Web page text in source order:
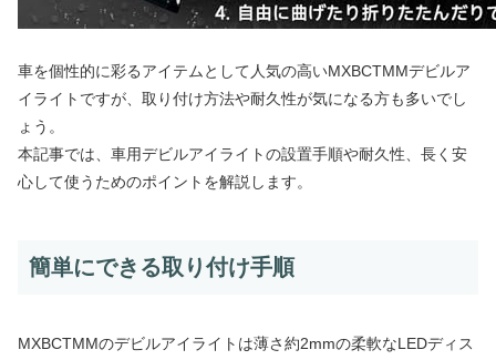
車を個性的に彩るアイテムとして人気の高いMXBCTMMデビルア
イライトですが、取り付け方法や耐久性が気になる方も多いでし
ょう。
本記事では、車用デビルアイライトの設置手順や耐久性、長く安
心して使うためのポイントを解説します。
簡単にできる取り付け手順
MXBCTMMのデビルアイライトは薄さ約2mmの柔軟なLEDディス